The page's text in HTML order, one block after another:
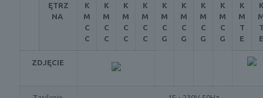
ĘTRZ
NA
K
M
C
C
K
M
C
C
K
M
C
C
K
M
C
C
K
M
C
G
K
M
C
G
K
M
C
G
K
M
C
G
K
M
T
E
E
ZDJĘCIE